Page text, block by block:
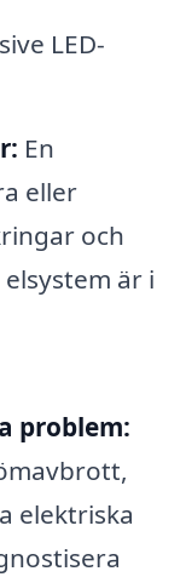
LED-
En
eller
och
är i
problem:
elektriska